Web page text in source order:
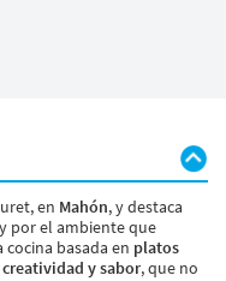
en Mahón, y destaca
por el ambiente que
basada en platos
creatividad y sabor, que no